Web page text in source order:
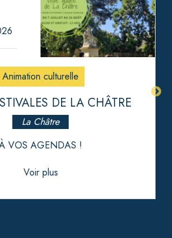
Animation culturelle
DE LA CHÂTRE
La Châtre
VOS AGENDAS !
Voir plus